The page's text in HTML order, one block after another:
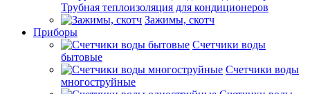
Трубная теплоизоляция для кондиционеров
Зажимы, скотч
Приборы
Счетчики воды
бытовые
Счетчики воды
многоструйные